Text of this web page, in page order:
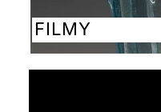
FILMY